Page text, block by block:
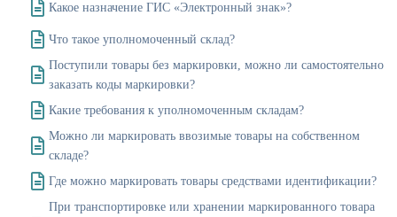
Какое назначение ГИС «Электронный знак»?
Что такое уполномоченный склад?
Поступили товары без маркировки, можно ли самостоятельно
заказать коды маркировки?
Какие требования к уполномоченным складам?
Можно ли маркировать ввозимые товары на собственном
складе?
Где можно маркировать товары средствами идентификации?
При транспортировке или хранении маркированного товара